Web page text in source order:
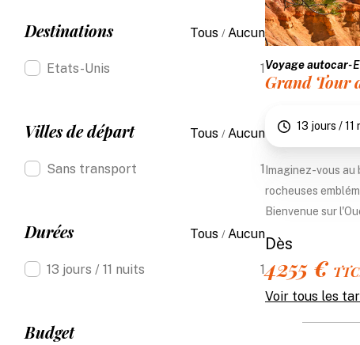
Destinations Tous / Aucun
Etats-Unis 1
Villes de départ Tous / Aucun
Sans transport 1
Durées Tous / Aucun
13 jours / 11 nuits 1
Budget
Voyage autocar-
Grand Tour
13 jours / 11
Imaginez-vous
rocheuses
Bienvenue sur
Dès
4255 €
Voir tous les